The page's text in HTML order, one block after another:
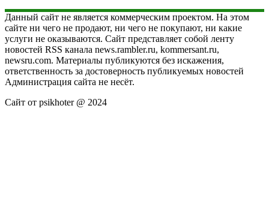
Данный сайт не является коммерческим проектом. На этом
сайте ни чего не продают, ни чего не покупают, ни какие
услуги не оказываются. Сайт представляет собой ленту
новостей RSS канала news.rambler.ru, kommersant.ru,
newsru.com. Материалы публикуются без искажения,
ответственность за достоверность публикуемых новостей
Администрация сайта не несёт.
Сайт от psikhoter @ 2024